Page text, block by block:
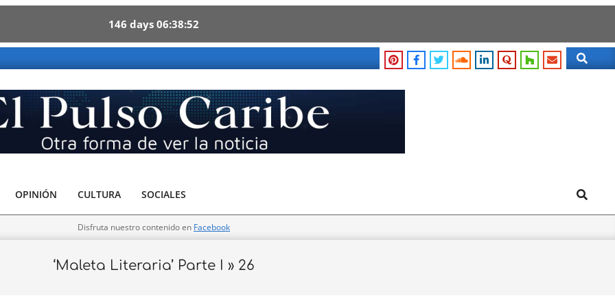
146 days 06 38 52
Search
OPINIÓN CULTURA SOCIALES Search
Disfruta nuestro contenido en Facebook
‘Maleta Literaria’ Parte I » 26